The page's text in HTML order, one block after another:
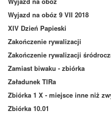
Wyjazd na obóz 9 VII 2018
XIV Dzień Papieski
Zakończenie rywalizacji
Zakończenie rywalizacji
Zamiast biwaku - zbiórka
Załadunek TIRa
Zbiórka 1 X - miejsce inne niż
Zbiórka 10.01